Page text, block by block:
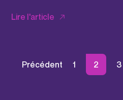
Lire l'article
Précédent 1 2 3